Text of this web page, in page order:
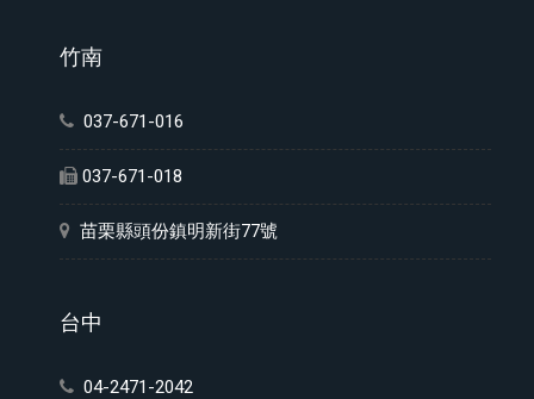
竹南
037-671-016
037-671-018
苗栗縣頭份鎮明新街77號
台中
04-2471-2042